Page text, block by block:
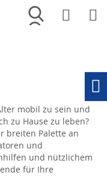
Merkliste
mobil zu sein und
zu Hause zu leben?
breiten Palette an
und
und nützlichem
für Ihre